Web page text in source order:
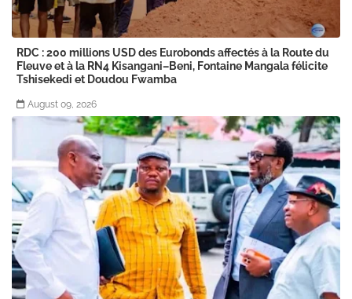
RDC : 200 millions USD des Eurobonds affectés à la Route du
Fleuve et à la RN4 Kisangani–Beni, Fontaine Mangala félicite
Tshisekedi et Doudou Fwamba
August 09, 2026